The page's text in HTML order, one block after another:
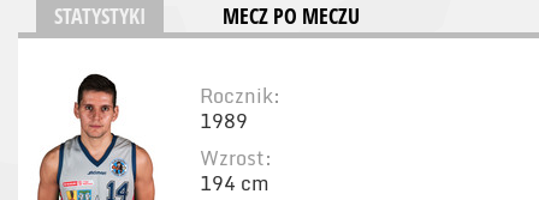
STATYSTYKI MECZ PO MECZU
Rocznik:
1989
Wzrost:
194 cm